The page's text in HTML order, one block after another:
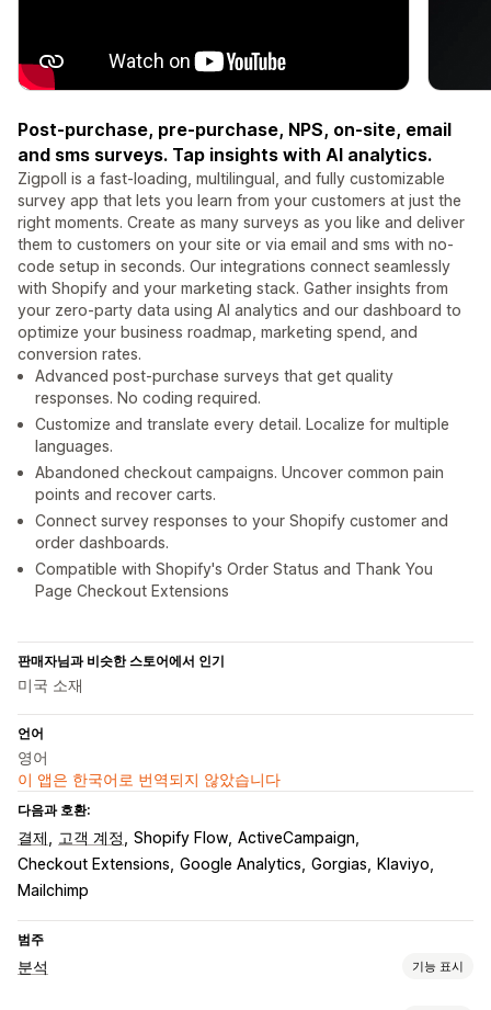
Post-purchase, pre-purchase, NPS, on-site, email
and sms surveys. Tap insights with AI analytics.
Zigpoll is a fast-loading, multilingual, and fully customizable
survey app that lets you learn from your customers at just the
right moments. Create as many surveys as you like and deliver
them to customers on your site or via email and sms with no-
code setup in seconds. Our integrations connect seamlessly
with Shopify and your marketing stack. Gather insights from
your zero-party data using AI analytics and our dashboard to
optimize your business roadmap, marketing spend, and
conversion rates.
Advanced post-purchase surveys that get quality
responses. No coding required.
Customize and translate every detail. Localize for multiple
languages.
Abandoned checkout campaigns. Uncover common pain
points and recover carts.
Connect survey responses to your Shopify customer and
order dashboards.
Compatible with Shopify's Order Status and Thank You
Page Checkout Extensions
판매자님과 비슷한 스토어에서 인기
미국 소재
언어
영어
이 앱은 한국어로 번역되지 않았습니다
다음과 호환:
결제 고객 계정 Shopify Flow ActiveCampaign
Checkout Extensions Google Analytics Gorgias
Klaviyo
Mailchimp
범주
분석 기능 표시